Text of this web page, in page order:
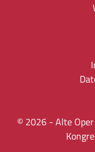
© 2026 - Alte